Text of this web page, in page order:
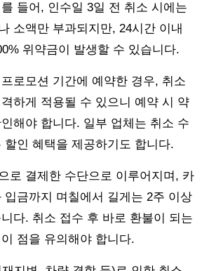
들어, 인수일 3일 전 취소 시에는
소액만 부과되지만, 24시간 이내
위약금이 발생할 수 있습니다.
로모션 기간에 예약한 경우, 취소
하게 적용될 수 있으니 예약 시 약
해야 합니다. 일부 업체는 취소 수
할인 혜택을 제공하기도 합니다.
로 결제한 수단으로 이루어지며, 카
입금까지 며칠에서 길게는 2주 이상
다. 취소 접수 후 바로 환불이 되는
점을 유의해야 합니다.